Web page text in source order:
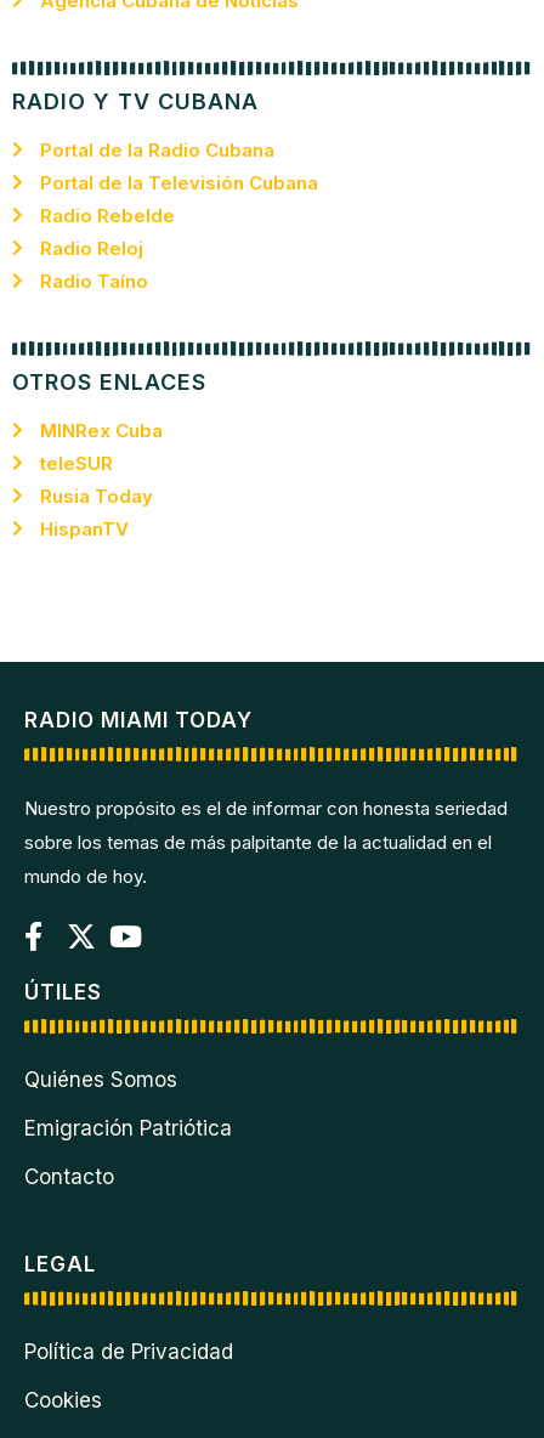
RADIO Y TV CUBANA
Portal de la Radio Cubana
Portal de la Televisión Cubana
Radio Rebelde
Radio Reloj
Radio Taíno
OTROS ENLACES
MINRex Cuba
teleSUR
Rusia Today
HispanTV
RADIO MIAMI TODAY
Nuestro propósito es el de informar con honesta seriedad
sobre los temas de más palpitante de la actualidad en el
mundo de hoy.
ÚTILES
Quiénes Somos
Emigración Patriótica
Contacto
LEGAL
Política de Privacidad
Cookies